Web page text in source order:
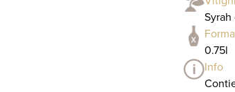
0.75l
Info